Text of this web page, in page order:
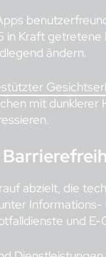
in Kraft
ändern.
mit dunklerer
abzielt, die
und